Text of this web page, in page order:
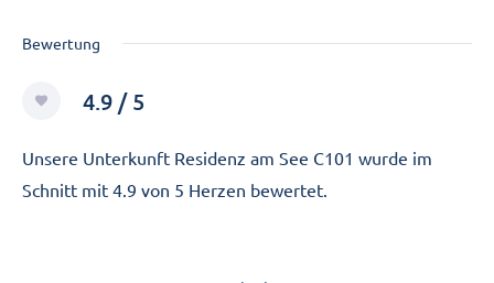
Bewertung
4.9 / 5
Unsere Unterkunft Residenz am See C101 wurde im
Schnitt mit 4.9 von 5 Herzen bewertet.